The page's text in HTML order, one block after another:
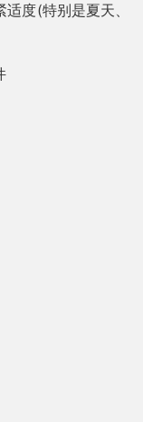
度(特别是夏天、